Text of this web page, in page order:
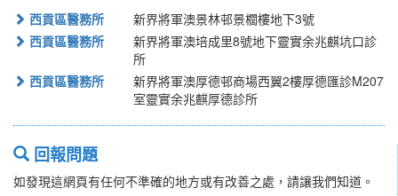
西貢區醫務所
新界將軍澳景林邨景櫚樓地下3號
西貢區醫務所
新界將軍澳培成里8號地下靈實余兆麒坑口診
所
西貢區醫務所
新界將軍澳厚德邨商場西翼2樓厚德匯診M207
室靈實余兆麒厚德診所
回報問題
如發現這網頁有任何不準確的地方或有改善之處，請讓我們知道。